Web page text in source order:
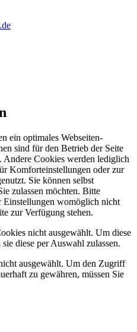
ein optimales Webseiten-
sind für den Betrieb der Seite
Cookies werden lediglich
Komforteinstellungen oder zur
Sie können selbst
zulassen möchten. Bitte
Einstellungen womöglich nicht
zur Verfügung stehen.
nicht ausgewählt. Um diese
diese per Auswahl zulassen.
ausgewählt. Um den Zugriff
zu gewähren, müssen Sie